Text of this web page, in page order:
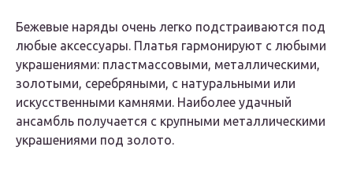
Бежевые наряды очень легко подстраиваются под
любые аксессуары. Платья гармонируют с любыми
украшениями: пластмассовыми, металлическими,
золотыми, серебряными, с натуральными или
искусственными камнями. Наиболее удачный
ансамбль получается с крупными металлическими
украшениями под золото.